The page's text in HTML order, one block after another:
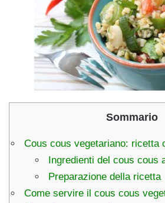
Sommario
Cous cous vegetariano: ricetta
Ingredienti del cous cous
Preparazione della ricetta
Come servire il cous cous